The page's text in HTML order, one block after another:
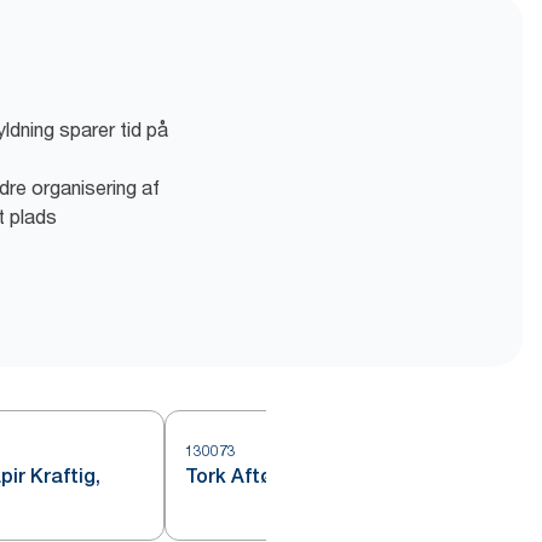
sparer tid på
organisering af
plads
Kraftig,
130073
Tork Aftørringspapir Kraftig